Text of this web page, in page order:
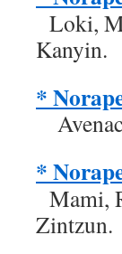
Loki,
Kanyin.
*
*
Mami,
Zintzun.